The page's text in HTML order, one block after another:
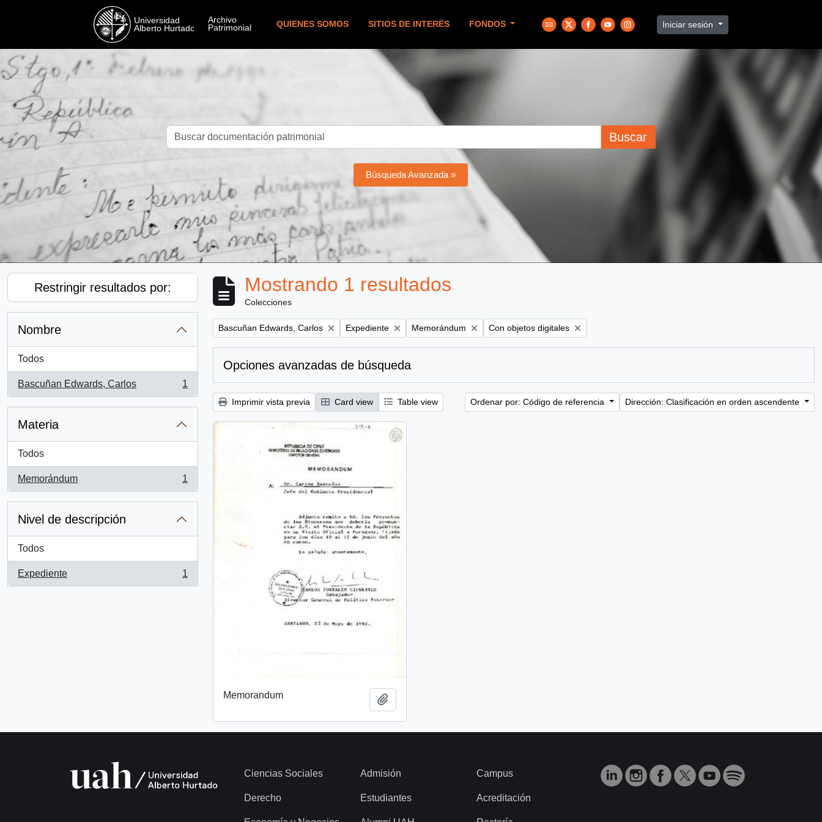
QUIENES SOMOS SITIOS DE INTERÉS FONDOS Iniciar sesión
Buscar
Búsqueda Avanzada »
Restringir resultados por:
Nombre
Todos
Bascuñan Edwards, Carlos
, 1 resultados
1
Materia
Todos
Memorándum
, 1 resultados
1
Nivel de descripción
Todos
Expediente
, 1 resultados
1
Mostrando 1 resultados
Colecciones
Remove filter:
Bascuñan Edwards, Carlos Remove filter:
Expediente Remove filter:
Memorándum Remove filter:
Con objetos digitales
Opciones avanzadas de búsqueda
Imprimir vista previa Card view Table view Ordenar por: Código de referencia Dirección: Clasificación en orden ascendente
Memorandum
Ciencias Sociales
Derecho
Admisión
Estudiantes
Campus
Acreditación